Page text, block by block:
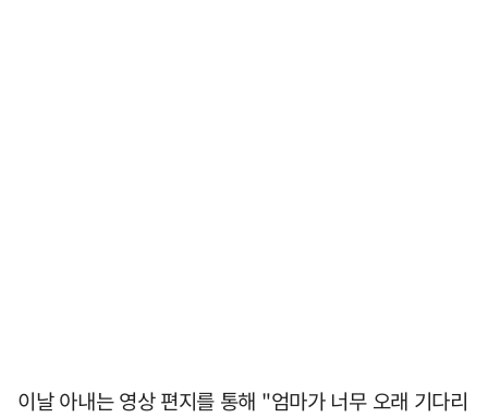
이날 아내는 영상 편지를 통해 "엄마가 너무 오래 기다리